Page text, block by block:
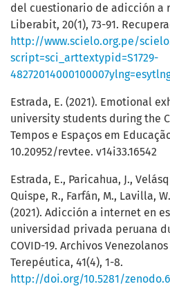
del cuestionario de adicción a
Liberabit, 20(1), 73-91.
http://www.scielo.org.pe/
script=sci_arttextypid=S1729-
Estrada, E. (2021). Emotional
university students during the
Tempos e Espaços em
10.20952/revtee. v14i33.16542
Estrada, E., Paricahua, J.,
Quispe, R., Farfán, M., Lavilla,
(2021). Adicción a internet en
universidad privada peruana
COVID-19. Archivos
Terepéutica, 41(4), 1-8.
http://doi.org/10.5281/